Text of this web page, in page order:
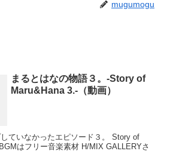
mugumogu
まるとはなの物語３。-Story of
Maru&Hana 3.-（動画）
ていなかったエピソード３。 Story of